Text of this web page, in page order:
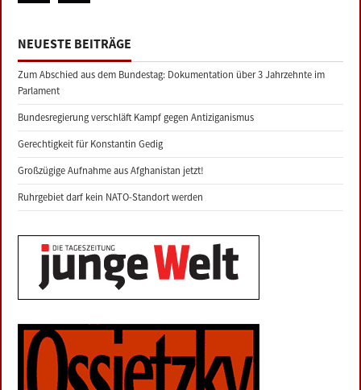
NEUESTE BEITRÄGE
Zum Abschied aus dem Bundestag: Dokumentation über 3 Jahrzehnte im
Parlament
Bundesregierung verschläft Kampf gegen Antiziganismus
Gerechtigkeit für Konstantin Gedig
Großzügige Aufnahme aus Afghanistan jetzt!
Ruhrgebiet darf kein NATO-Standort werden